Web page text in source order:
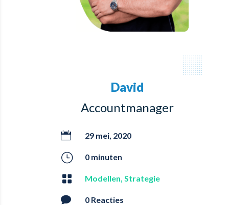
David
Accountmanager
 29 mei, 2020
} 0 minuten
 Modellen, Strategie
 0 Reacties